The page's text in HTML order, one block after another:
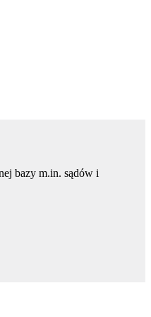
bazy m.in. sądów i